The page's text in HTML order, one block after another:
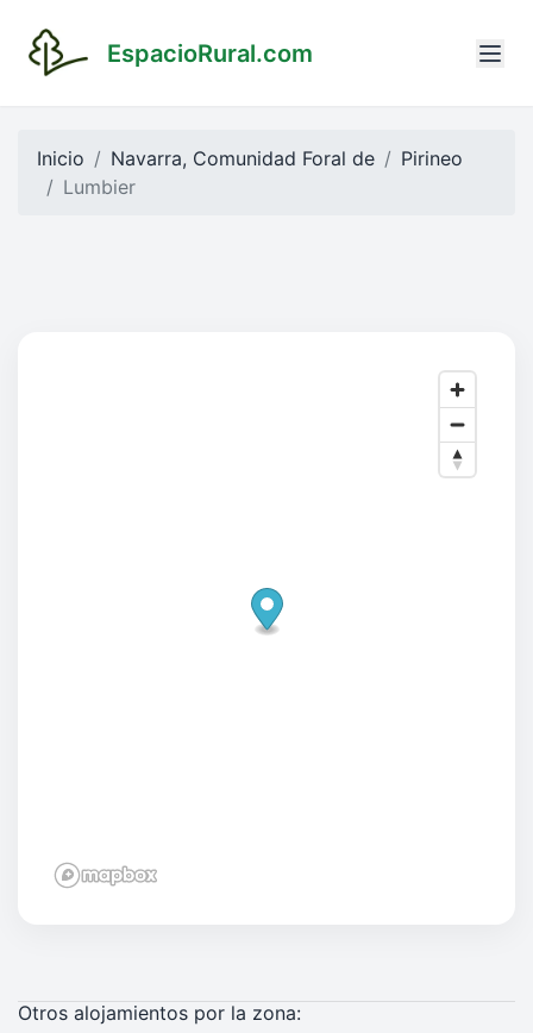
EspacioRural.com
Inicio Navarra, Comunidad Foral de
Pirineo
Lumbier
Otros alojamientos por la zona: